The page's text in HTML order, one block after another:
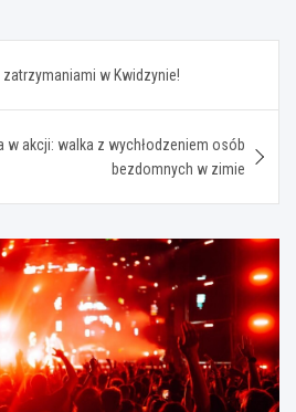
w Kwidzynie!
w akcji: walka z wychłodzeniem osób
bezdomnych w zimie